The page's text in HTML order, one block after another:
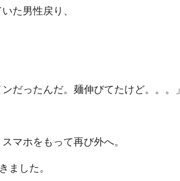
た男性戻り、
だったんだ。麺伸びてたけど。。。」
マホをもって再び外へ。
ました。